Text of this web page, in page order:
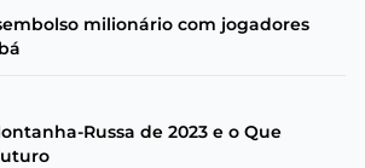
milionário com jogadores
Russa de 2023 e o Que